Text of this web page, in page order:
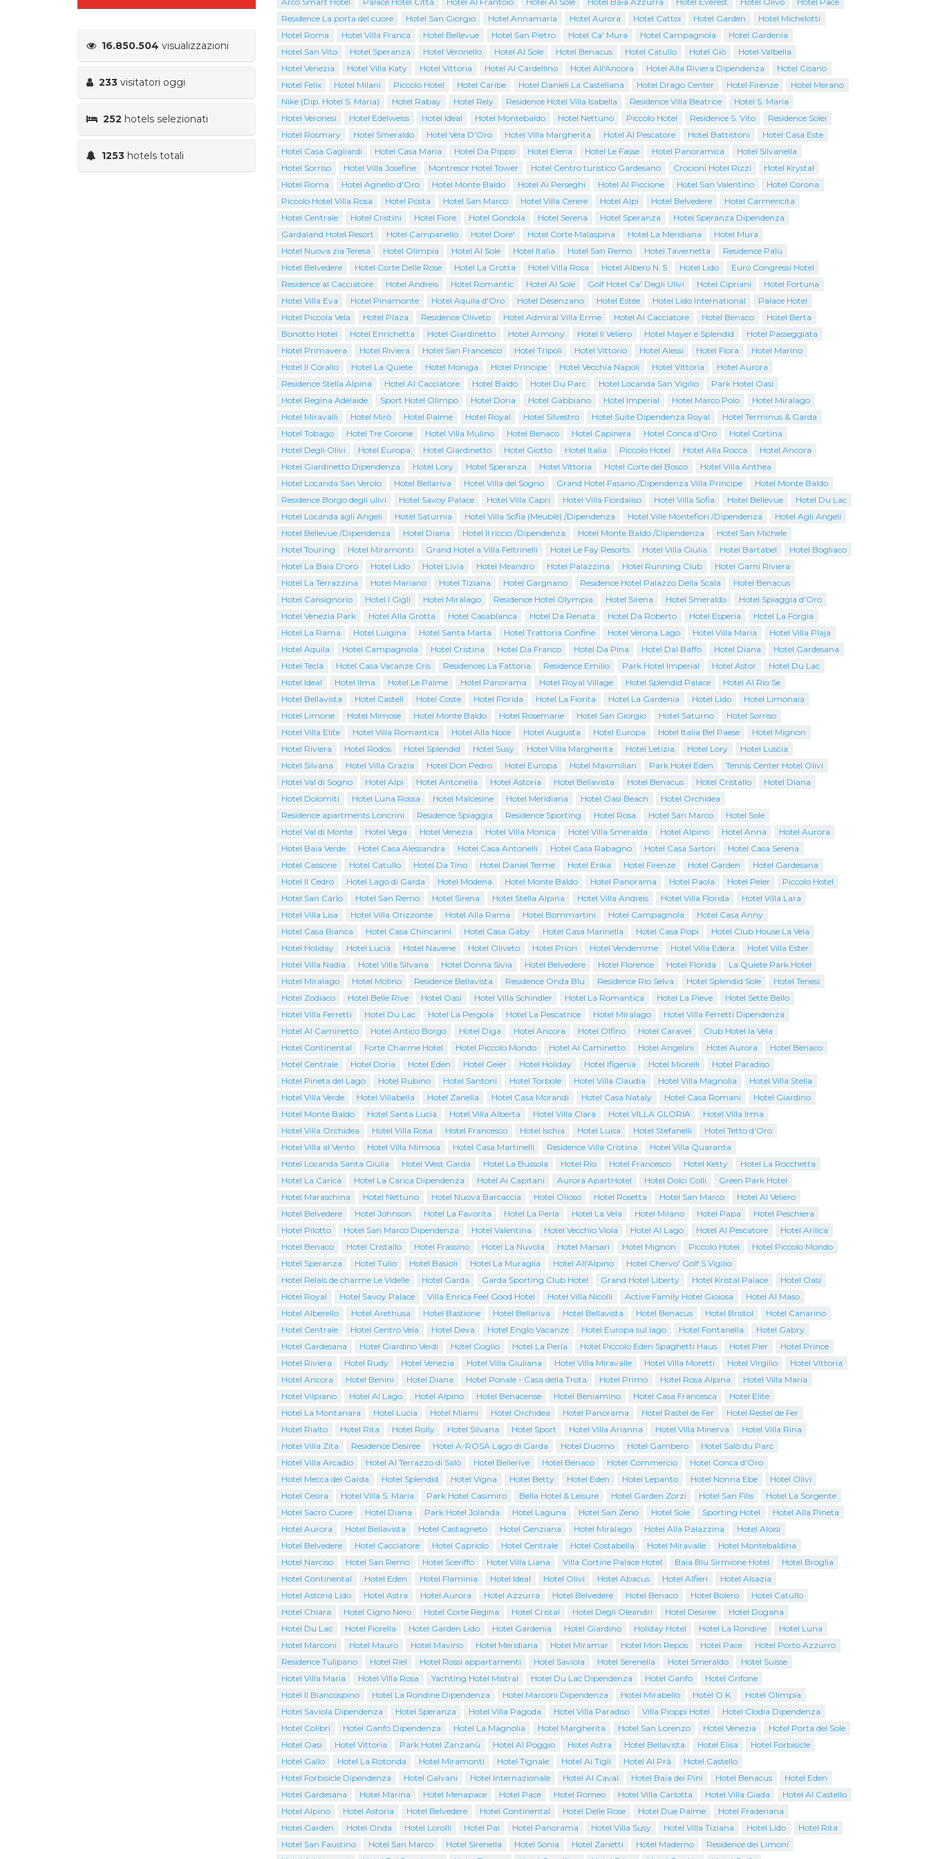
16.850.504 visualizzazioni
233 visitatori oggi
252 hotels selezionati
1253 hotels totali
Residence La porta del cuore
Hotel San Giorgio Hotel Annamaria Hotel Aurora Hotel Cattoi Hotel Garden
Hotel Michelotti
Hotel Roma
Hotel Villa Franca Hotel Bellevue Hotel San Pietro Hotel Ca' Mura Hotel Campagnola
Hotel Gardenia
Hotel San Vito
Hotel Speranza Hotel Veronello Hotel Al Sole Hotel Benacus Hotel Catullo Hotel Giò
Hotel Valbella
Hotel Venezia
Hotel Villa Katy Hotel Vittoria Hotel Al Cardellino Hotel All'Ancora Hotel Alla Riviera Dipendenza
Hotel Cisano
Hotel Felix
Hotel Milani Piccolo Hotel Hotel Caribe Hotel Danieli La Castellana Hotel Drago Center Hotel Firenze
Hotel Merano
Nike (Dip. Hotel S. Maria)
Hotel Rabay Hotel Rely Residence Hotel Villa Isabella Residence Villa Beatrice
Hotel S. Maria
Hotel Veronesi
Hotel Edelweiss Hotel Ideal Hotel Montebaldo Hotel Nettuno Piccolo Hotel Residence S. Vito
Residence Solei
Hotel Rosmary
Hotel Smeraldo Hotel Vela D'Oro Hotel Villa Margherita Hotel Al Pescatore Hotel Battistoni
Hotel Casa Este
Hotel Casa Gagliardi
Hotel Casa Maria Hotel Da Pippo Hotel Elena Hotel Le Fasse Hotel Panoramica
Hotel Silvanella
Hotel Sorriso
Hotel Villa Josefine Montresor Hotel Tower Hotel Centro turistico Gardesano Crocioni Hotel Rizzi
Hotel Krystal
Hotel Roma
Hotel Agnello d'Oro Hotel Monte Baldo Hotel Ai Perseghi Hotel Al Piccione Hotel San Valentino
Hotel Corona
Piccolo Hotel Villa Rosa
Hotel Posta Hotel San Marco Hotel Villa Cerere Hotel Alpi Hotel Belvedere
Hotel Carmencita
Hotel Centrale
Hotel Cristini Hotel Fiore Hotel Gondola Hotel Serena Hotel Speranza
Hotel Speranza Dipendenza
Gardaland Hotel Resort
Hotel Campanello Hotel Dore' Hotel Corte Malaspina Hotel La Meridiana
Hotel Mura
Hotel Nuova zia Teresa
Hotel Olimpia Hotel Al Sole Hotel Italia Hotel San Remo Hotel Tavernetta
Residence Palù
Hotel Belvedere
Hotel Corte Delle Rose Hotel La Grotta Hotel Villa Rosa Hotel Albero N. 5 Hotel Lido
Euro Congressi Hotel
Residence al Cacciatore
Hotel Andreis Hotel Romantic Hotel Al Sole Golf Hotel Ca' Degli Ulivi Hotel Cipriani
Hotel Fortuna
Hotel Villa Eva
Hotel Pinamonte Hotel Aquila d'Oro Hotel Desenzano Hotel Estée Hotel Lido International
Palace Hotel
Hotel Piccola Vela
Hotel Plaza Residence Oliveto Hotel Admiral Villa Erme Hotel Al Cacciatore Hotel Benaco
Hotel Berta
Bonotto Hotel
Hotel Enrichetta Hotel Giardinetto Hotel Armony Hotel Il Veliero Hotel Mayer e Splendid
Hotel Passeggiata
Hotel Primavera
Hotel Riviera Hotel San Francesco Hotel Tripoli Hotel Vittorio Hotel Alessi Hotel Flora
Hotel Marino
Hotel Il Corallo
Hotel La Quiete Hotel Moniga Hotel Principe Hotel Vecchia Napoli Hotel Vittoria
Hotel Aurora
Residence Stella Alpina
Hotel Al Cacciatore Hotel Baldo Hotel Du Parc Hotel Locanda San Vigilio
Park Hotel Oasi
Hotel Regina Adelaide
Sport Hotel Olimpo Hotel Doria Hotel Gabbiano Hotel Imperial Hotel Marco Polo
Hotel Miralago
Hotel Miravalli
Hotel Mirò Hotel Palme Hotel Royal Hotel Silvestro Hotel Suite Dipendenza Royal
Hotel Terminus & Garda
Hotel Tobago
Hotel Tre Corone Hotel Villa Mulino Hotel Benaco Hotel Capinera Hotel Conca d'Oro
Hotel Cortina
Hotel Degli Olivi
Hotel Europa Hotel Giardinetto Hotel Giotto Hotel Italia Piccolo Hotel Hotel Alla Rocca
Hotel Ancora
Hotel Giardinetto Dipendenza
Hotel Lory Hotel Speranza Hotel Vittoria Hotel Corte del Bosco
Hotel Villa Anthea
Hotel Locanda San Verolo
Hotel Bellariva Hotel Villa del Sogno Grand Hotel Fasano /Dipendenza Villa Principe
Hotel Monte Baldo
Residence Borgo degli ulivi
Hotel Savoy Palace Hotel Villa Capri Hotel Villa Fiordaliso Hotel Villa Sofia Hotel Bellevue
Hotel Du Lac
Hotel Locanda agli Angeli
Hotel Saturnia Hotel Villa Sofia (Meublè) /Dipendenza Hotel Ville Montefiori /Dipendenza
Hotel Agli Angeli
Hotel Bellevue /Dipendenza
Hotel Diana Hotel Il riccio /Dipendenza Hotel Monte Baldo /Dipendenza
Hotel San Michele
Hotel Touring
Hotel Miramonti Grand Hotel a Villa Feltrinelli Hotel Le Fay Resorts Hotel Villa Giulia Hotel Bartabel
Hotel Bogliaco
Hotel La Baia D'oro
Hotel Lido Hotel Livia Hotel Meandro Hotel Palazzina Hotel Running Club
Hotel Garni Riviera
Hotel La Terrazzina
Hotel Mariano Hotel Tiziana Hotel Gargnano Residence Hotel Palazzo Della Scala
Hotel Benacus
Hotel Cansignorio
Hotel I Gigli Hotel Miralago Residence Hotel Olympia Hotel Sirena Hotel Smeraldo
Hotel Spiaggia d'Oro
Hotel Venezia Park
Hotel Alla Grotta Hotel Casablanca Hotel Da Renata Hotel Da Roberto Hotel Esperia
Hotel La Forgia
Hotel La Rama
Hotel Luigina Hotel Santa Marta Hotel Trattoria Confine Hotel Verona Lago Hotel Villa Maria
Hotel Villa Plaja
Hotel Aquila
Hotel Campagnola Hotel Cristina Hotel Da Franco Hotel Da Pina Hotel Dal Baffo Hotel Diana
Hotel Gardesana
Hotel Tecla
Hotel Casa Vacanze Cris Residences La Fattoria Residence Emilio Park Hotel Imperial Hotel Astor
Hotel Du Lac
Hotel Ideal
Hotel Ilma Hotel Le Palme Hotel Panorama Hotel Royal Village Hotel Splendid Palace
Hotel Al Rio Se
Hotel Bellavista
Hotel Castell Hotel Coste Hotel Florida Hotel La Fiorita Hotel La Gardenia Hotel Lido
Hotel Limonaia
Hotel Limone
Hotel Mimose Hotel Monte Baldo Hotel Rosemarie Hotel San Giorgio Hotel Saturno
Hotel Sorriso
Hotel Villa Elite
Hotel Villa Romantica Hotel Alla Noce Hotel Augusta Hotel Europa Hotel Italia Bel Paese
Hotel Mignon
Hotel Riviera
Hotel Rodos Hotel Splendid Hotel Susy Hotel Villa Margherita Hotel Letizia Hotel Lory
Hotel Luscia
Hotel Silvana
Hotel Villa Grazia Hotel Don Pedro Hotel Europa Hotel Maximilian Park Hotel Eden
Tennis Center Hotel Olivi
Hotel Val di Sogno
Hotel Alpi Hotel Antonella Hotel Astoria Hotel Bellavista Hotel Benacus Hotel Cristallo
Hotel Diana
Hotel Dolomiti
Hotel Luna Rossa Hotel Malcesine Hotel Meridiana Hotel Oasi Beach
Hotel Orchidea
Residence apartments Loncrini
Residence Spiaggia Residence Sporting Hotel Rosa Hotel San Marco
Hotel Sole
Hotel Val di Monte
Hotel Vega Hotel Venezia Hotel Villa Monica Hotel Villa Smeralda Hotel Alpino Hotel Anna
Hotel Aurora
Hotel Baia Verde
Hotel Casa Alessandra Hotel Casa Antonelli Hotel Casa Rabagno Hotel Casa Sartori
Hotel Casa Serena
Hotel Cassone
Hotel Catullo Hotel Da Tino Hotel Daniel Terme Hotel Erika Hotel Firenze Hotel Garden
Hotel Gardesana
Hotel Il Cedro
Hotel Lago di Garda Hotel Modena Hotel Monte Baldo Hotel Panorama Hotel Paola Hotel Peler
Piccolo Hotel
Hotel San Carlo
Hotel San Remo Hotel Sirena Hotel Stella Alpina Hotel Villa Andreis Hotel Villa Florida
Hotel Villa Lara
Hotel Villa Lisa
Hotel Villa Orizzonte Hotel Alla Rama Hotel Bommartini Hotel Campagnola
Hotel Casa Anny
Hotel Casa Bianca
Hotel Casa Chincarini Hotel Casa Gaby Hotel Casa Marinella Hotel Casa Popi
Hotel Club House La Vela
Hotel Holiday
Hotel Lucia Hotel Navene Hotel Oliveto Hotel Priori Hotel Vendemme Hotel Villa Edera
Hotel Villa Ester
Hotel Villa Nadia
Hotel Villa Silvana Hotel Donna Sivia Hotel Belvedere Hotel Florence Hotel Florida
La Quiete Park Hotel
Hotel Miralago
Hotel Molino Residence Bellavista Residence Onda Blu Residence Rio Selva Hotel Splendid Sole
Hotel Tenesi
Hotel Zodiaco
Hotel Belle Rive Hotel Oasi Hotel Villa Schindler Hotel La Romantica Hotel La Pieve
Hotel Sette Bello
Hotel Villa Ferretti
Hotel Du Lac Hotel La Pergola Hotel La Pescatrice Hotel Miralago
Hotel Villa Ferretti Dipendenza
Hotel Al Caminetto
Hotel Antico Borgo Hotel Diga Hotel Ancora Hotel Olfino Hotel Caravel
Club Hotel la Vela
Hotel Continental
Forte Charme Hotel Hotel Piccolo Mondo Hotel Al Caminetto Hotel Angelini Hotel Aurora
Hotel Benaco
Hotel Centrale
Hotel Doria Hotel Eden Hotel Geier Hotel Holiday Hotel Ifigenia Hotel Miorelli
Hotel Paradiso
Hotel Pineta del Lago
Hotel Rubino Hotel Santoni Hotel Torbole Hotel Villa Claudia Hotel Villa Magnolia
Hotel Villa Stella
Hotel Villa Verde
Hotel Villabella Hotel Zanella Hotel Casa Morandi Hotel Casa Nataly Hotel Casa Romani
Hotel Giardino
Hotel Monte Baldo
Hotel Santa Lucia Hotel Villa Alberta Hotel Villa Clara Hotel VILLA GLORIA
Hotel Villa Irma
Hotel Villa Orchidea
Hotel Villa Rosa Hotel Francesco Hotel Ischia Hotel Luisa Hotel Stefanelli
Hotel Tetto d'Oro
Hotel Villa al Vento
Hotel Villa Mimosa Hotel Casa Martinelli Residence Villa Cristina
Hotel Villa Quaranta
Hotel Locanda Santa Giulia
Hotel West Garda Hotel La Bussola Hotel Rio Hotel Francesco Hotel Ketty
Hotel La Rocchetta
Hotel La Carica
Hotel La Carica Dipendenza Hotel Ai Capitani Aurora ApartHotel Hotel Dolci Colli
Green Park Hotel
Hotel Maraschina
Hotel Nettuno Hotel Nuova Barcaccia Hotel Olioso Hotel Rosetta Hotel San Marco
Hotel Al Veliero
Hotel Belvedere
Hotel Johnson Hotel La Favorita Hotel La Perla Hotel La Vela Hotel Milano Hotel Papa
Hotel Peschiera
Hotel Pilotto
Hotel San Marco Dipendenza Hotel Valentina Hotel Vecchio Viola Hotel Al Lago Hotel Al Pescatore
Hotel Arilica
Hotel Benaco
Hotel Cristallo Hotel Frassino Hotel La Nuvola Hotel Marsari Hotel Mignon Piccolo Hotel
Hotel Piccolo Mondo
Hotel Speranza
Hotel Tulio Hotel Basioli Hotel La Muraglia Hotel All'Alpino
Hotel Chervo' Golf S.Vigilio
Hotel Relais de charme Le Videlle
Hotel Garda Garda Sporting Club Hotel Grand Hotel Liberty Hotel Kristal Palace
Hotel Oasi
Hotel Royal
Hotel Savoy Palace Villa Enrica Feel Good Hotel Hotel Villa Nicolli Active Family Hotel Gioiosa
Hotel Al Maso
Hotel Alberello
Hotel Arethusa Hotel Bastione Hotel Bellariva Hotel Bellavista Hotel Benacus Hotel Bristol
Hotel Canarino
Hotel Centrale
Hotel Centro Vela Hotel Deva Hotel Englo Vacanze Hotel Europa sul lago Hotel Fontanella
Hotel Gabry
Hotel Gardesana
Hotel Giardino Verdi Hotel Goglio Hotel La Perla Hotel Piccolo Eden Spaghetti Haus Hotel Pier
Hotel Prince
Hotel Riviera
Hotel Rudy Hotel Venezia Hotel Villa Giuliana Hotel Villa Miravalle Hotel Villa Moretti Hotel Virgilio
Hotel Vittoria
Hotel Ancora
Hotel Benini Hotel Diana Hotel Ponale - Casa della Trota Hotel Primo Hotel Rosa Alpina
Hotel Villa Maria
Hotel Vilpiano
Hotel Al Lago Hotel Alpino Hotel Benacense Hotel Beniamino Hotel Casa Francesca
Hotel Elite
Hotel La Montanara
Hotel Lucia Hotel Miami Hotel Orchidea Hotel Panorama Hotel Rastel de Fer
Hotel Restel de Fer
Hotel Rialto
Hotel Rita Hotel Rolly Hotel Silvana Hotel Sport Hotel Villa Arianna Hotel Villa Minerva
Hotel Villa Rina
Hotel Villa Zita
Residence Desirèe Hotel A-ROSA Lago di Garda Hotel Duomo Hotel Gambero
Hotel Salò du Parc
Hotel Villa Arcadio
Hotel Al Terrazzo di Salò Hotel Bellerive Hotel Benaco Hotel Commercio
Hotel Conca d'Oro
Hotel Mecca del Garda
Hotel Splendid Hotel Vigna Hotel Betty Hotel Eden Hotel Lepanto Hotel Nonna Ebe
Hotel Olivi
Hotel Cesira
Hotel Villa S. Maria Park Hotel Casimiro Bella Hotel & Leisure Hotel Garden Zorzi Hotel San Filis
Hotel La Sorgente
Hotel Sacro Cuore
Hotel Diana Park Hotel Jolanda Hotel Laguna Hotel San Zeno Hotel Sole Sporting Hotel
Hotel Alla Pineta
Hotel Aurora
Hotel Bellavista Hotel Castagneto Hotel Genziana Hotel Miralago Hotel Alla Palazzina
Hotel Aloisi
Hotel Belvedere
Hotel Cacciatore Hotel Capriolo Hotel Centrale Hotel Costabella Hotel Miravalle
Hotel Montebaldina
Hotel Narciso
Hotel San Remo Hotel Sceriffo Hotel Villa Liana Villa Cortine Palace Hotel Baia Blu Sirmione Hotel
Hotel Broglia
Hotel Continental
Hotel Eden Hotel Flaminia Hotel Ideal Hotel Olivi Hotel Abacus Hotel Alfieri
Hotel Alsazia
Hotel Astoria Lido
Hotel Astra Hotel Aurora Hotel Azzurra Hotel Belvedere Hotel Benaco Hotel Bolero
Hotel Catullo
Hotel Chiara
Hotel Cigno Nero Hotel Corte Regina Hotel Cristal Hotel Degli Oleandri Hotel Desirèe
Hotel Dogana
Hotel Du Lac
Hotel Fiorella Hotel Garden Lido Hotel Gardenia Hotel Giardino Holiday Hotel Hotel La Rondine
Hotel Luna
Hotel Marconi
Hotel Mauro Hotel Mavino Hotel Meridiana Hotel Miramar Hotel Mon Repos Hotel Pace
Hotel Porto Azzurro
Residence Tulipano
Hotel Riel Hotel Rossi appartamenti Hotel Saviola Hotel Serenella Hotel Smeraldo
Hotel Suisse
Hotel Villa Maria
Hotel Villa Rosa Yachting Hotel Mistral Hotel Du Lac Dipendenza Hotel Ganfo
Hotel Grifone
Hotel Il Biancospino
Hotel La Rondine Dipendenza Hotel Marconi Dipendenza Hotel Mirabello Hotel O.K.
Hotel Olimpia
Hotel Saviola Dipendenza
Hotel Speranza Hotel Villa Pagoda Hotel Villa Paradiso Villa Pioppi Hotel
Hotel Clodia Dipendenza
Hotel Colibrì
Hotel Ganfo Dipendenza Hotel La Magnolia Hotel Margherita Hotel San Lorenzo Hotel Venezia
Hotel Porta del Sole
Hotel Oasi
Hotel Vittoria Park Hotel Zanzanù Hotel Al Poggio Hotel Astra Hotel Bellavista Hotel Elisa
Hotel Forbisicle
Hotel Gallo
Hotel La Rotonda Hotel Miramonti Hotel Tignale Hotel Ai Tigli Hotel Al Prà
Hotel Castello
Hotel Forbisicle Dipendenza
Hotel Galvani Hotel Internazionale Hotel Al Caval Hotel Baia dei Pini Hotel Benacus
Hotel Eden
Hotel Gardesana
Hotel Marina Hotel Menapace Hotel Pace Hotel Romeo Hotel Villa Carlotta Hotel Villa Giada
Hotel Al Castello
Hotel Alpino
Hotel Astoria Hotel Belvedere Hotel Continental Hotel Delle Rose Hotel Due Palme
Hotel Fraderiana
Hotel Garden
Hotel Onda Hotel Lorolli Hotel Pai Hotel Panorama Hotel Villa Susy Hotel Villa Tiziana Hotel Lido
Hotel Rita
Hotel San Faustino
Hotel San Marco Hotel Sirenella Hotel Sonia Hotel Zanetti Hotel Maderno
Residence dei Limoni